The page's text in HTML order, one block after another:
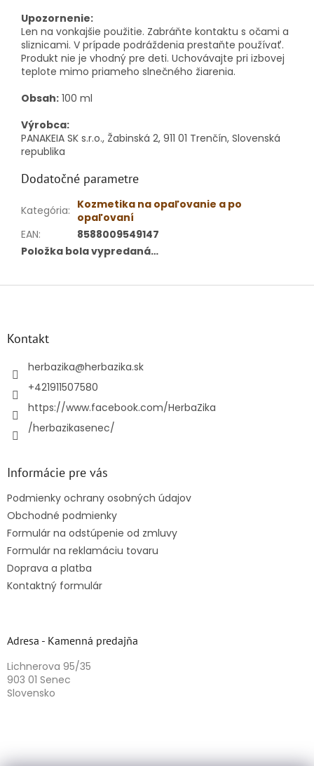
Upozornenie:
Len na vonkajšie použitie. Zabráňte kontaktu s očami a
sliznicami. V prípade podráždenia prestaňte používať.
Produkt nie je vhodný pre deti. Uchovávajte pri izbovej
teplote mimo priameho slnečného žiarenia.
Obsah: 100 ml
Výrobca:
PANAKEIA SK s.r.o., Žabinská 2, 911 01 Trenčín, Slovenská
republika
Dodatočné parametre
Kategória: Kozmetika na opaľovanie a po
opaľovaní
EAN:
8588009549147
Položka bola vypredaná…
Kontakt
herbazika@herbazika.sk
+421911507580
https://www.facebook.com/HerbaZika
/herbazikasenec/
Informácie pre vás
Podmienky ochrany osobných údajov
Obchodné podmienky
Formulár na odstúpenie od zmluvy
Formulár na reklamáciu tovaru
Doprava a platba
Kontaktný formulár
Adresa - Kamenná predajňa
Lichnerova 95/35
903 01 Senec
Slovensko